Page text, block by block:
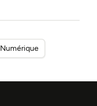
Numérique